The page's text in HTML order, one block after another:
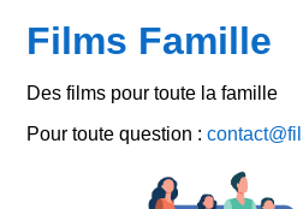
Films Famille
Des films pour toute la famille
Pour toute question :